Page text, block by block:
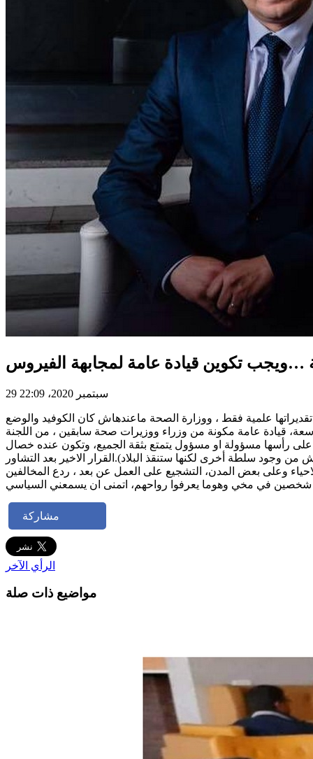
…ويجب تكوين قيادة عامة لمجابهة الفيروس
29 سبتمبر 2020، 22:09
تقديراتها علمية فقط ، ووزارة الصحة ماعندهاش كان الكوفيد والوضع
قيادة عامة مكونة من وزراء ووزيرات صحة سابقين ، من اللجنة
على رأسها مسؤولة او مسؤول يتمتع بثقة الجميع، وتكون عنده خصال
وجود سلطة أخرى لكنها ستنقذ البلاد).القرار الاخير بعد التشاور
وعلى بعض المدن، التشجيع على العمل عن بعد ، ردع المخالفين
مشاركة
الرأي الآخر
مواضيع ذات صلة